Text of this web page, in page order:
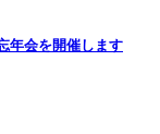
年会を開催します